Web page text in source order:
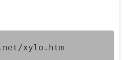
xylo.htm